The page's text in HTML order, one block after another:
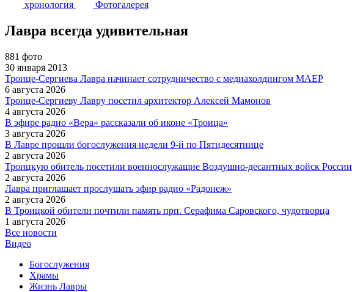
хронология Фотогалерея
Лавра всегда удивительная
881 фото
30 января 2013
Троице-Сергиева Лавра начинает сотрудничество с медиахолдингом МАЕР
6 августа 2026
Троице-Сергиеву Лавру посетил архитектор Алексей Мамонов
4 августа 2026
В эфире радио «Вера» рассказали об иконе «Троица»
3 августа 2026
В Лавре прошли богослужения недели 9-й по Пятидесятнице
2 августа 2026
Троицкую обитель посетили военнослужащие Воздушно-десантных войск России
2 августа 2026
Лавра приглашает прослушать эфир радио «Радонеж»
2 августа 2026
В Троицкой обители почтили память прп. Серафима Саровского, чудотворца
1 августа 2026
Все новости
Видео
Богослужения
Храмы
Жизнь Лавры